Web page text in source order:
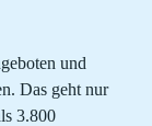
und
Das geht nur
3.800